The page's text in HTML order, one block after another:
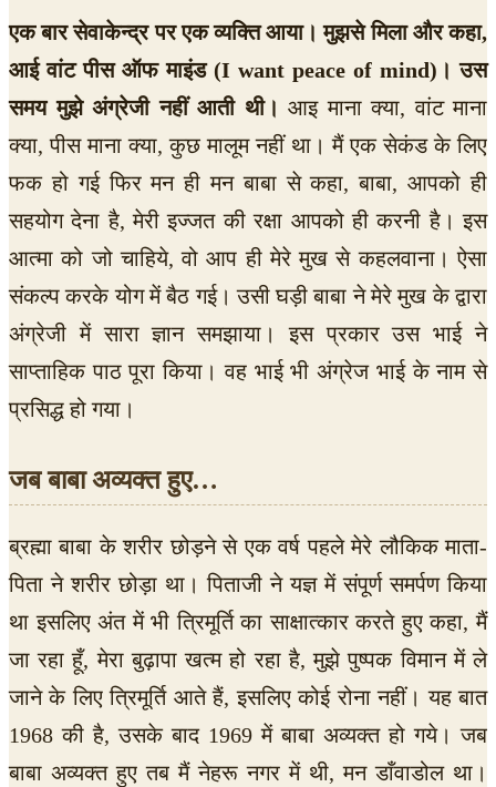
एक बार सेवाकेन्द्र पर एक व्यक्ति आया। मुझसे मिला और कहा,
आई वांट पीस ऑफ माइंड (I want peace of mind)। उस
समय मुझे अंग्रेजी नहीं आती थी। आइ माना क्या, वांट माना
क्या, पीस माना क्या, कुछ मालूम नहीं था। मैं एक सेकंड के लिए
फक हो गई फिर मन ही मन बाबा से कहा, बाबा, आपको ही
सहयोग देना है, मेरी इज्जत की रक्षा आपको ही करनी है। इस
आत्मा को जो चाहिये, वो आप ही मेरे मुख से कहलवाना। ऐसा
संकल्प करके योग में बैठ गई। उसी घड़ी बाबा ने मेरे मुख के द्वारा
अंग्रेजी में सारा ज्ञान समझाया। इस प्रकार उस भाई ने
साप्ताहिक पाठ पूरा किया। वह भाई भी अंग्रेज भाई के नाम से
प्रसिद्ध हो गया।
जब बाबा अव्यक्त हुए…
ब्रह्मा बाबा के शरीर छोड़ने से एक वर्ष पहले मेरे लौकिक माता-
पिता ने शरीर छोड़ा था। पिताजी ने यज्ञ में संपूर्ण समर्पण किया
था इसलिए अंत में भी त्रिमूर्ति का साक्षात्कार करते हुए कहा, मैं
जा रहा हूँ, मेरा बुढ़ापा खत्म हो रहा है, मुझे पुष्पक विमान में ले
जाने के लिए त्रिमूर्ति आते हैं, इसलिए कोई रोना नहीं। यह बात
1968 की है, उसके बाद 1969 में बाबा अव्यक्त हो गये। जब
बाबा अव्यक्त हुए तब मैं नेहरू नगर में थी, मन डाँवाडोल था।